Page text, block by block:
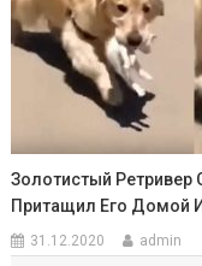
Золотистый Ретривер
Притащил Его Домой
31.12.2020 admin